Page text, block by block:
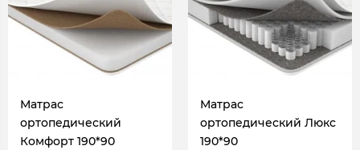
Матрас
ортопедический
Комфорт 190*90
Матрас
ортопедический Люкс
190*90